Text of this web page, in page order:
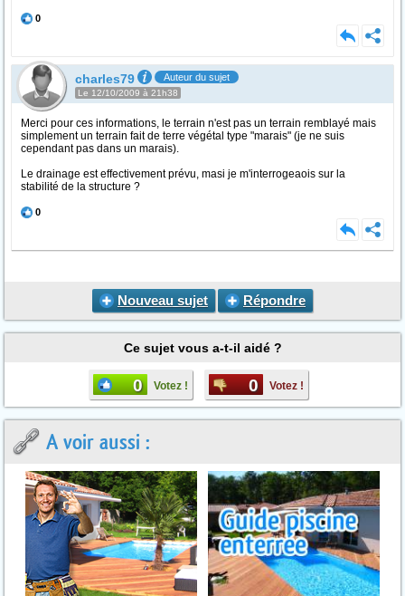
0
charles79 Auteur du sujet
Le 12/10/2009 à 21h38
Merci pour ces informations, le terrain n'est pas un terrain remblayé mais
simplement un terrain fait de terre végétal type "marais" (je ne suis
cependant pas dans un marais).
Le drainage est effectivement prévu, masi je m'interrogeaois sur la
stabilité de la structure ?
0
Nouveau sujet Répondre
Ce sujet vous a-t-il aidé ?
0 Votez ! 0 Votez !
A voir aussi :